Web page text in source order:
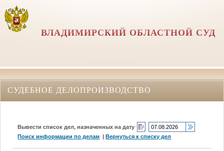
ВЛАДИМИРСКИЙ ОБЛАСТНОЙ СУД
СУДЕБНОЕ ДЕЛОПРОИЗВОДСТВО
Вывести список дел, назначенных на дату
Поиск информации по делам |Вернуться к списку дел